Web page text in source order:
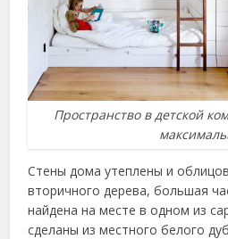
Пространство в детской
Стены дома утеплены и
вторичного дерева, большая
найдена на месте в одном из
сделаны из местного белого